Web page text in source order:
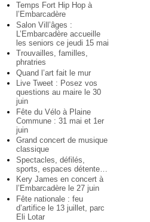
Temps Fort Hip Hop à
l’Embarcadère
Salon Vill’âges :
L’Embarcadère accueille
les seniors ce jeudi 15 mai
Trouvailles, familles,
phratries
Quand l’art fait le mur
Live Tweet : Posez vos
questions au maire le 30
juin
Fête du Vélo à Plaine
Commune : 31 mai et 1er
juin
Grand concert de musique
classique
Spectacles, défilés,
sports, espaces détente…
Kery James en concert à
l’Embarcadère le 27 juin
Fête nationale : feu
d’artifice le 13 juillet, parc
Eli Lotar